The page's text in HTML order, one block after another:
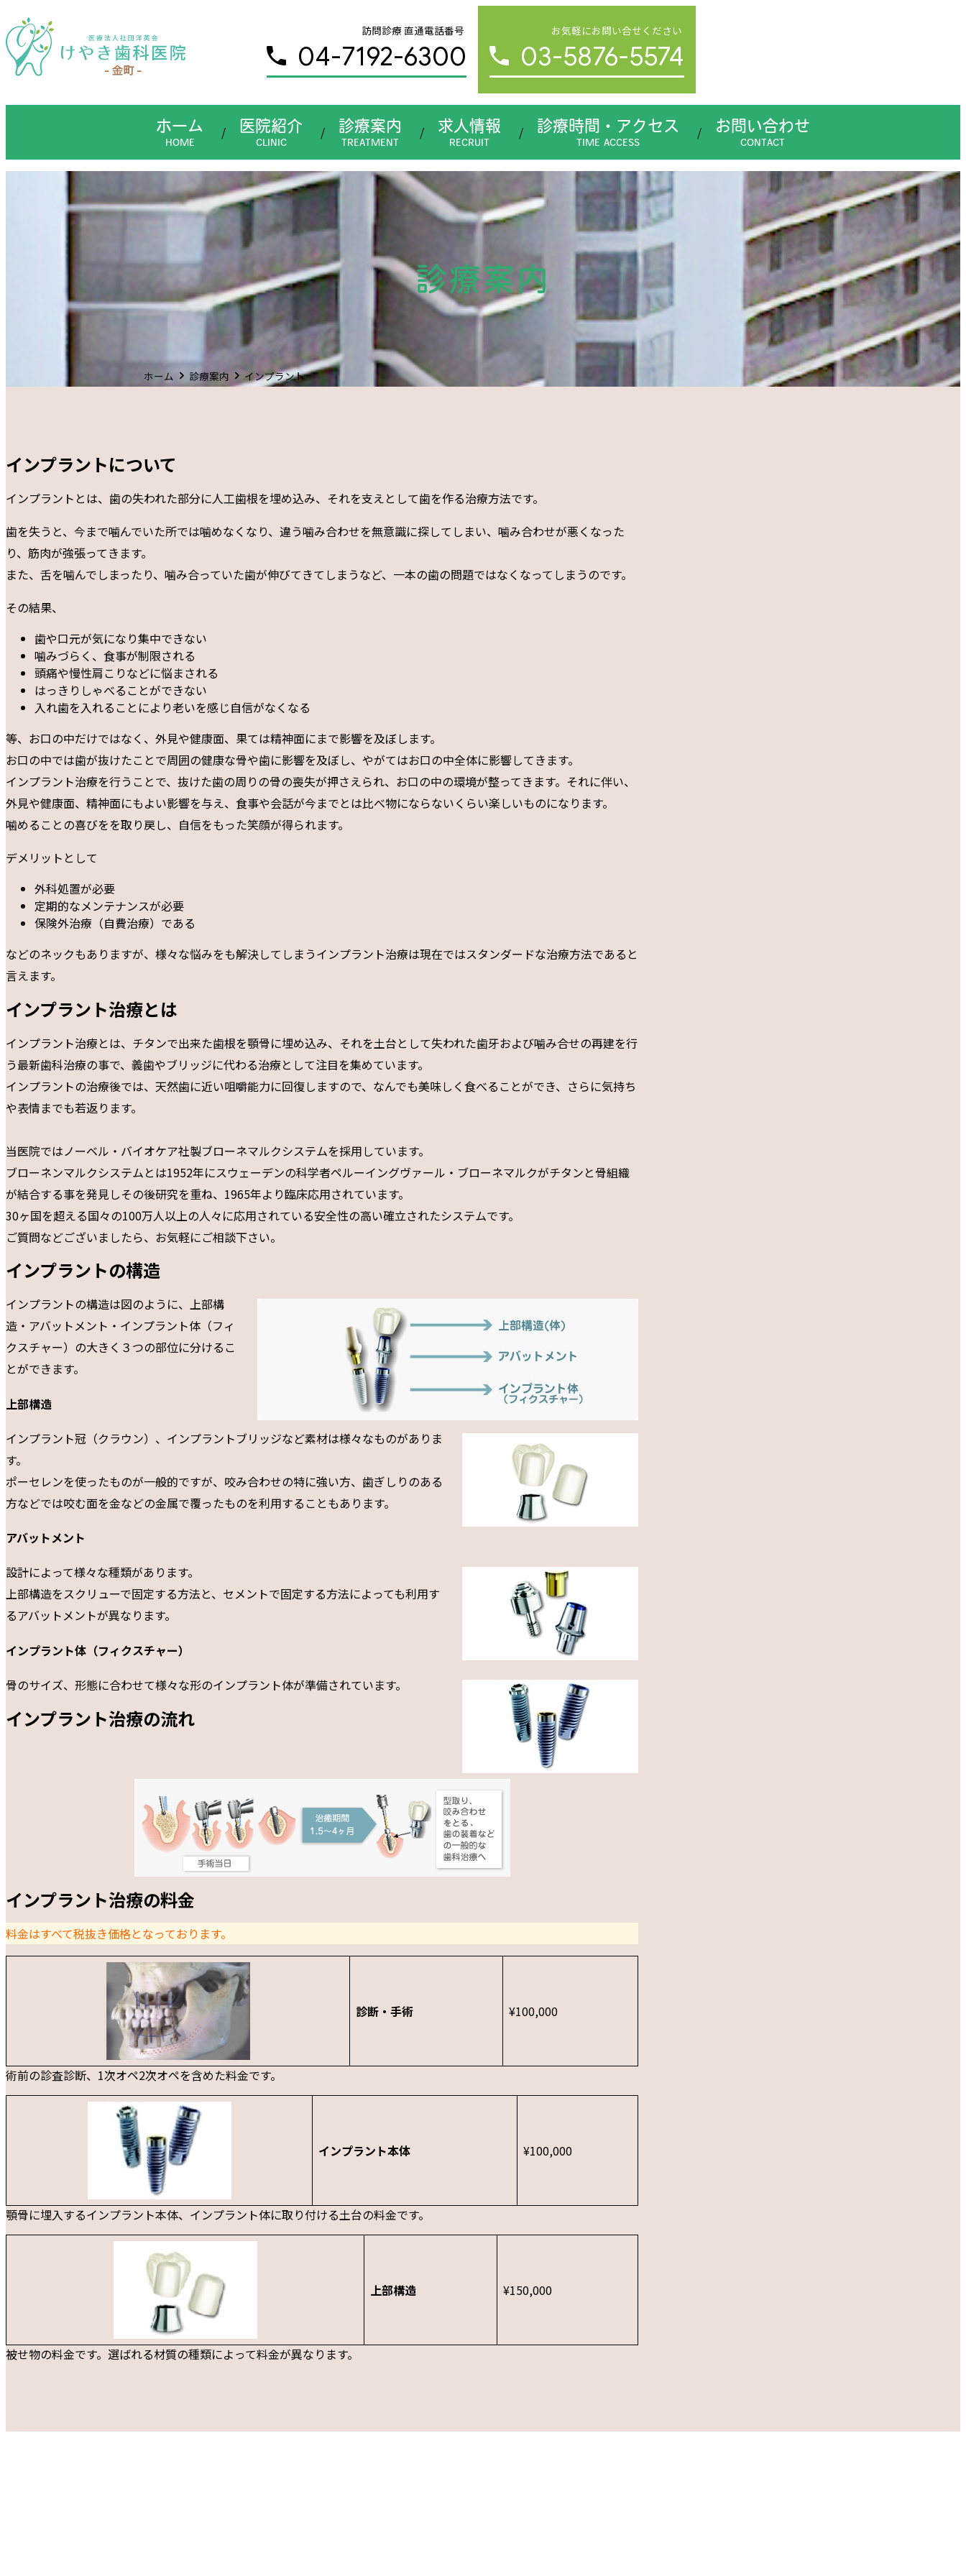
ホーム
医院紹介
ご挨拶
診療案内
一般歯科
小児歯科
矯正歯科治療
予防歯科
審美歯科
口腔外科
歯科衛生士 求人情報
歯科助手兼受付 求人情報
お問い合わせ
診療時間・アクセス
訪問診療 直通電話番号
04-7192-6300
お気軽にお問い合せください
03-5876-5574
ホーム 医院紹介 診療案内 求人情報 診療時間・アクセス お問い合わせ
診療案内
ホーム 診療案内 インプラント
インプラントについて
インプラントとは、歯の失われた部分に人工歯根を埋め込み、それを支えとして歯を作る治療方法です。
歯を失うと、今まで噛んでいた所では噛めなくなり、違う噛み合わせを無意識に探してしまい、噛み合わせが悪くなった
り、筋肉が強張ってきます。
また、舌を噛んでしまったり、噛み合っていた歯が伸びてきてしまうなど、一本の歯の問題ではなくなってしまうのです。
その結果、
歯や口元が気になり集中できない
噛みづらく、食事が制限される
頭痛や慢性肩こりなどに悩まされる
はっきりしゃべることができない
入れ歯を入れることにより老いを感じ自信がなくなる
等、お口の中だけではなく、外見や健康面、果ては精神面にまで影響を及ぼします。
お口の中では歯が抜けたことで周囲の健康な骨や歯に影響を及ぼし、やがてはお口の中全体に影響してきます。
インプラント治療を行うことで、抜けた歯の周りの骨の喪失が押さえられ、お口の中の環境が整ってきます。それに伴い、
外見や健康面、精神面にもよい影響を与え、食事や会話が今までとは比べ物にならないくらい楽しいものになります。
噛めることの喜びをを取り戻し、自信をもった笑顔が得られます。
デメリットとして
外科処置が必要
定期的なメンテナンスが必要
保険外治療（自費治療）である
などのネックもありますが、様々な悩みをも解決してしまうインプラント治療は現在ではスタンダードな治療方法であると
言えます。
インプラント治療とは
インプラント治療とは、チタンで出来た歯根を顎骨に埋め込み、それを土台として失われた歯牙および噛み合せの再建を行
う最新歯科治療の事で、義歯やブリッジに代わる治療として注目を集めています。
インプラントの治療後では、天然歯に近い咀嚼能力に回復しますので、なんでも美味しく食べることができ、さらに気持ち
や表情までも若返ります。
当医院ではノーベル・バイオケア社製ブローネマルクシステムを採用しています。
ブローネンマルクシステムとは1952年にスウェーデンの科学者ペルーイングヴァール・ブローネマルクがチタンと骨組織
が結合する事を発見しその後研究を重ね、1965年より臨床応用されています。
30ヶ国を超える国々の100万人以上の人々に応用されている安全性の高い確立されたシステムです。
ご質問などございましたら、お気軽にご相談下さい。
インプラントの構造
インプラントの構造は図のように、上部構
造・アバットメント・インプラント体（フィ
クスチャー）の大きく３つの部位に分けるこ
とができます。
上部構造
インプラント冠（クラウン）、インプラントブリッジなど素材は様々なものがありま
す。
ポーセレンを使ったものが一般的ですが、咬み合わせの特に強い方、歯ぎしりのある
方などでは咬む面を金などの金属で覆ったものを利用することもあります。
アバットメント
設計によって様々な種類があります。
上部構造をスクリューで固定する方法と、セメントで固定する方法によっても利用す
るアバットメントが異なります。
インプラント体（フィクスチャー）
骨のサイズ、形態に合わせて様々な形のインプラント体が準備されています。
インプラント治療の流れ
インプラント治療の料金
料金はすべて税抜き価格となっております。
診断・手術 ¥100,000
術前の診査診断、1次オペ2次オペを含めた料金です。
インプラント本体 ¥100,000
顎骨に埋入するインプラント本体、インプラント体に取り付ける土台の料金です。
上部構造 ¥150,000
被せ物の料金です。選ばれる材質の種類によって料金が異なります。